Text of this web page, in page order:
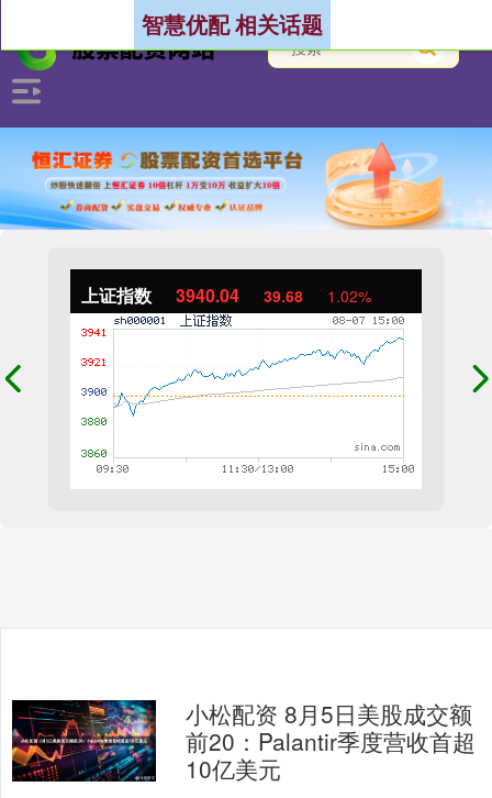
上证指数 3940.04 39.68 1.02%
智慧优配 相关话题
小松配资 8月5日美股成交额
前20：Palantir季度营收首超
10亿美元